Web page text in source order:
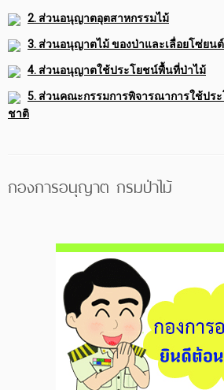
2. ส่วนอนุญาตอุตสาหกรรมไม้
3. ส่วนอนุญาตไม้ ของป่าและเลื่อยโซ่ยนต์
4. ส่วนอนุญาตใช้ประโยชน์พื้นที่ป่าไม้
5. ส่วนคณะกรรมการพิจารณาการใช้ปร
ชาติ
กองการอนุญาต กรมป่าไม้